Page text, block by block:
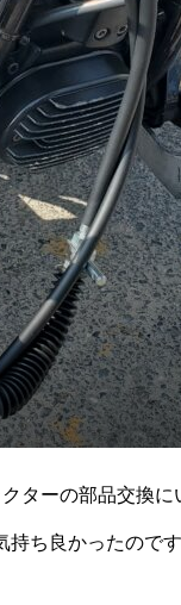
ターの部品交換
ち良かったので